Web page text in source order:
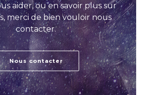
aider, ou en savoir plus sur
merci de bien vouloir nous
contacter.
Nous contacter